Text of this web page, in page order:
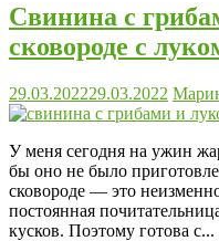
Свинина с
сковороде с
29.03.202229.03.2022
У меня сегодня на ужин
бы оно не было
сковороде — это
постоянная
кусков. Поэтому готова с...